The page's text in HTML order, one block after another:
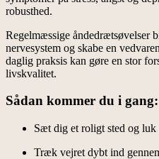
robusthed.
Regelmæssige åndedrætsøvelser
nervesystem og skabe en
daglig praksis kan gøre en stor
livskvalitet.
Sådan kommer du i gang:
Sæt dig et roligt sted og luk
Træk vejret dybt ind